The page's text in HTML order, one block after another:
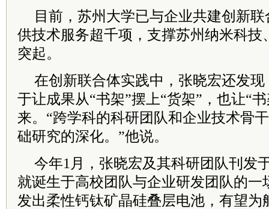
目前，苏州大学已与企业共建创新
供技术服务超千项，支撑苏州纳米科技
突起。
在创新联合体实践中，张晓宏还发
于让成果从“书架”摆上“货架”，也让“
来。“跨学科的科研团队和企业技术骨
础研究的深化。”他说。
今年1月，张晓宏及其科研团队刊发
就诞生于高校团队与企业研发团队的一
发出柔性钙钛矿晶硅叠层电池，有望为